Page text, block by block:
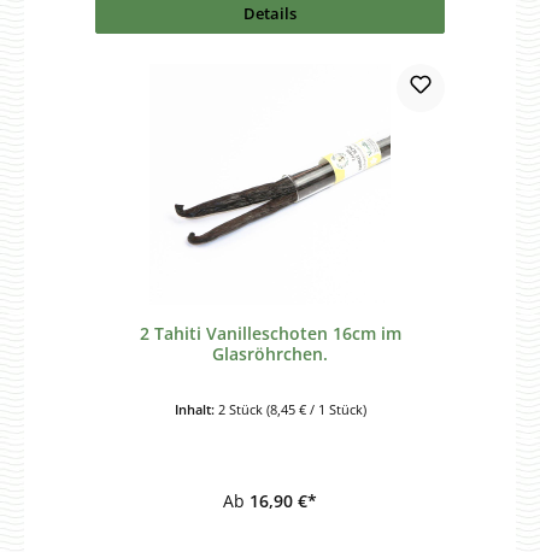
Details
2 Tahiti Vanilleschoten 16cm im
Glasröhrchen.
Inhalt: 2 Stück (8,45 € / 1 Stück)
Ab 16,90 €*